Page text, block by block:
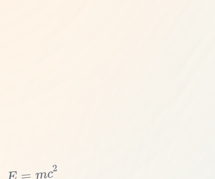
E= 2